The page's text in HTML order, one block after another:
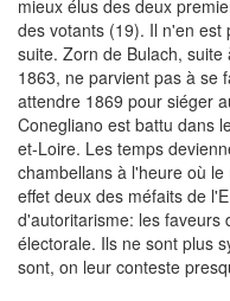
mieux élus des deux
des votants (19). Il n'en
suite. Zorn de Bulach,
1863, ne parvient pas à se
attendre 1869 pour siéger
Conegliano est battu dans
et-Loire. Les temps
chambellans à l'heure où
effet deux des méfaits de
d'autoritarisme: les faveurs
électorale. Ils ne sont plus
sont, on leur conteste